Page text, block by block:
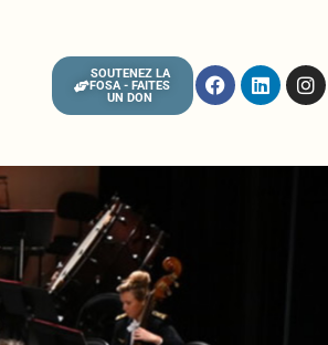
SOUTENEZ LA
FOSA - FAITES
UN DON